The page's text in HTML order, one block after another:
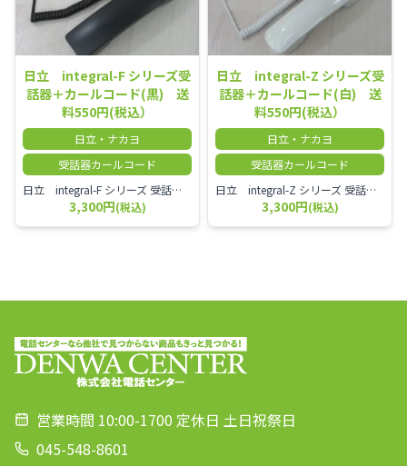
日立 integral-F シリーズ受
話器＋カールコード(黒) 送
料550円(税込）
日立・ナカヨ
受話器カールコード
日立 integral-F シリーズ 受話器＋カールコード セット（白）／本商品は中古品となります。 写真では分かりにくいキズ・汚れなどの使用感があります。 経年変化で日焼けの色味が強くなる場合がございます。 予めご理解・ご了承頂きますようお願いいたします。
3,300円(税込)
日立 integral-Z シリーズ受
話器＋カールコード(白) 送
料550円(税込）
日立・ナカヨ
受話器カールコード
日立 integral-Z シリーズ 受話器＋カールコード セット（白）／本商品は中古品となります。 写真では分かりにくいキズ・汚れなどの使用感があります。 経年変化で日焼けの色味が強くなる場合がございます。 予めご理解・ご了承頂きますようお願いいたします。
3,300円(税込)
営業時間 10:00-1700 定休日 土日祝祭日
045-548-8601